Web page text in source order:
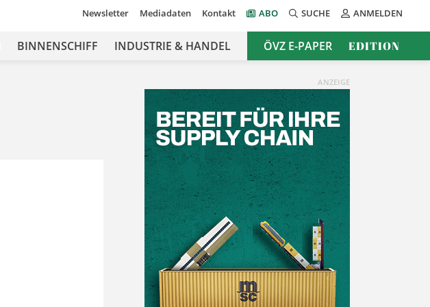
Newsletter Mediadaten Kontakt ABO SUCHE ANMELDEN
BINNENSCHIFF INDUSTRIE & HANDEL ÖVZ E-PAPER EDITION
ANZEIGE